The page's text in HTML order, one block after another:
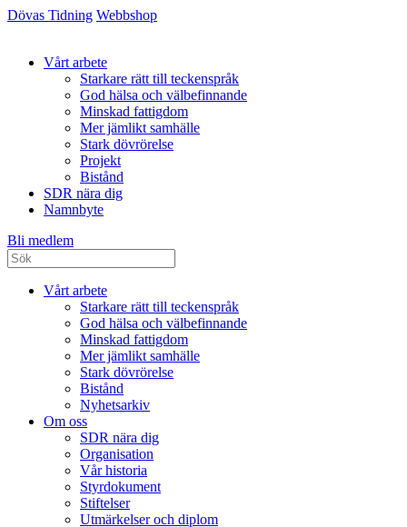
Dövas Tidning Webbshop
Vårt arbete
Starkare rätt till teckenspråk
God hälsa och välbefinnande
Minskad fattigdom
Mer jämlikt samhälle
Stark dövrörelse
Projekt
Bistånd
SDR nära dig
Namnbyte
Bli medlem
Vårt arbete
Starkare rätt till teckenspråk
God hälsa och välbefinnande
Minskad fattigdom
Mer jämlikt samhälle
Stark dövrörelse
Bistånd
Nyhetsarkiv
Om oss
SDR nära dig
Organisation
Vår historia
Styrdokument
Stiftelser
Utmärkelser och diplom